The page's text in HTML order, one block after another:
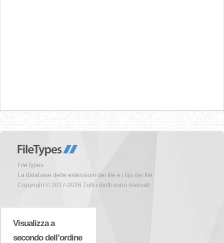
FileTypes
La database delle estensioni dei file e i tipi dei file
Copyright © 2017-2026 Tutti i diritti sono riservati
Visualizza a
secondo dell’ordine